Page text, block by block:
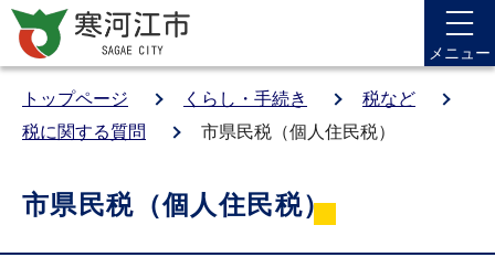
メニュー
トップページ くらし・手続き
税など
税に関する質問
市県民税（個人住民税）
市県民税（個人住民税）